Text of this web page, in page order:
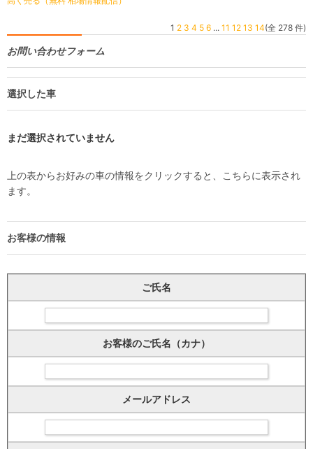
1 2 3 4 5 6 ... 11 12 13 14(全 278 件)
お問い合わせフォーム
選択した車
まだ選択されていません
上の表からお好みの車の情報をクリックすると、こちらに表示され
ます。
お客様の情報
ご氏名
お客様のご氏名（カナ）
メールアドレス